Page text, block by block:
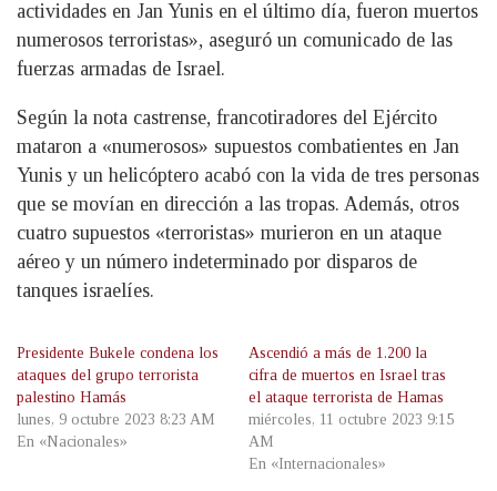
actividades en Jan Yunis en el último día, fueron muertos
numerosos terroristas», aseguró un comunicado de las
fuerzas armadas de Israel.
Según la nota castrense, francotiradores del Ejército
mataron a «numerosos» supuestos combatientes en Jan
Yunis y un helicóptero acabó con la vida de tres personas
que se movían en dirección a las tropas. Además, otros
cuatro supuestos «terroristas» murieron en un ataque
aéreo y un número indeterminado por disparos de
tanques israelíes.
Presidente Bukele condena los
ataques del grupo terrorista
palestino Hamás
lunes, 9 octubre 2023 8:23 AM
En «Nacionales»
Ascendió a más de 1.200 la
cifra de muertos en Israel tras
el ataque terrorista de Hamas
miércoles, 11 octubre 2023 9:15
AM
En «Internacionales»